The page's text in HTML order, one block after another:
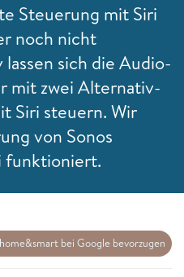
Steuerung mit Siri
noch nicht
sich die Audio-
mit zwei Alternativ-
Siri steuern. Wir
von Sonos
funktioniert.
home&smart bei Google bevorzugen